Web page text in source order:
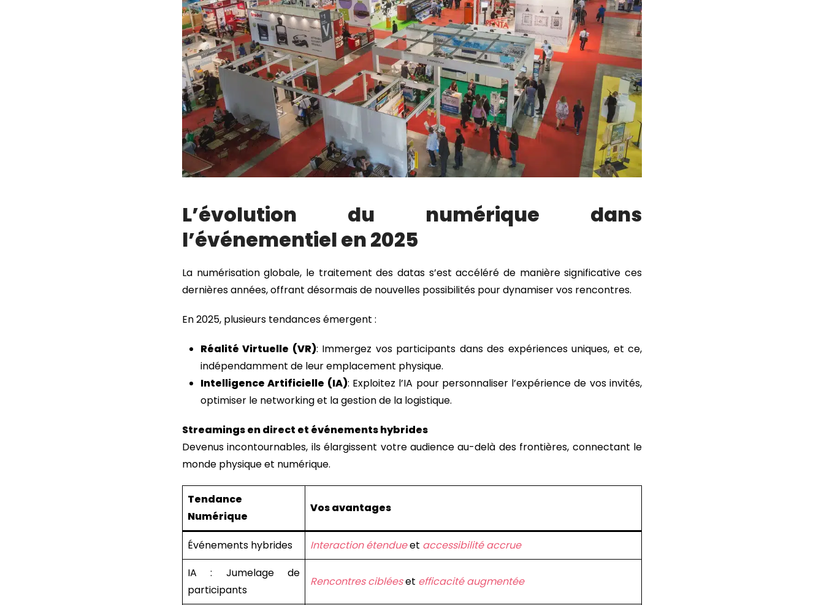
L’évolution du numérique dans
l’événementiel en 2025
La numérisation globale, le traitement des datas s’est accéléré de manière significative ces
dernières années, offrant désormais de nouvelles possibilités pour dynamiser vos rencontres.
En 2025, plusieurs tendances émergent :
Réalité Virtuelle (VR): Immergez vos participants dans des expériences uniques, et ce,
indépendamment de leur emplacement physique.
Intelligence Artificielle (IA): Exploitez l’IA pour personnaliser l’expérience de vos invités,
optimiser le networking et la gestion de la logistique.
Streamings en direct et événements hybrides
Devenus incontournables, ils élargissent votre audience au-delà des frontières, connectant le
monde physique et numérique.
Tendance
Numérique
Vos avantages
Événements hybrides Interaction étendueet accessibilité accrue
IA : Jumelage de
participants
Rencontres cibléeset efficacité augmentée